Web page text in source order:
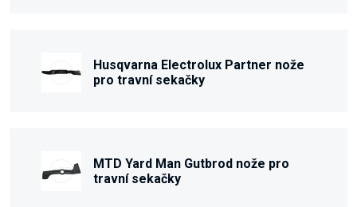
Husqvarna Electrolux Partner nože
pro travní sekačky
MTD Yard Man Gutbrod nože pro
travní sekačky